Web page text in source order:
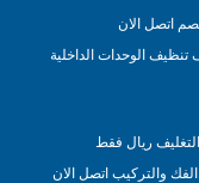
اتصل الان
الوحدات الداخلية
ريال فقط
والتركيب اتصل الان